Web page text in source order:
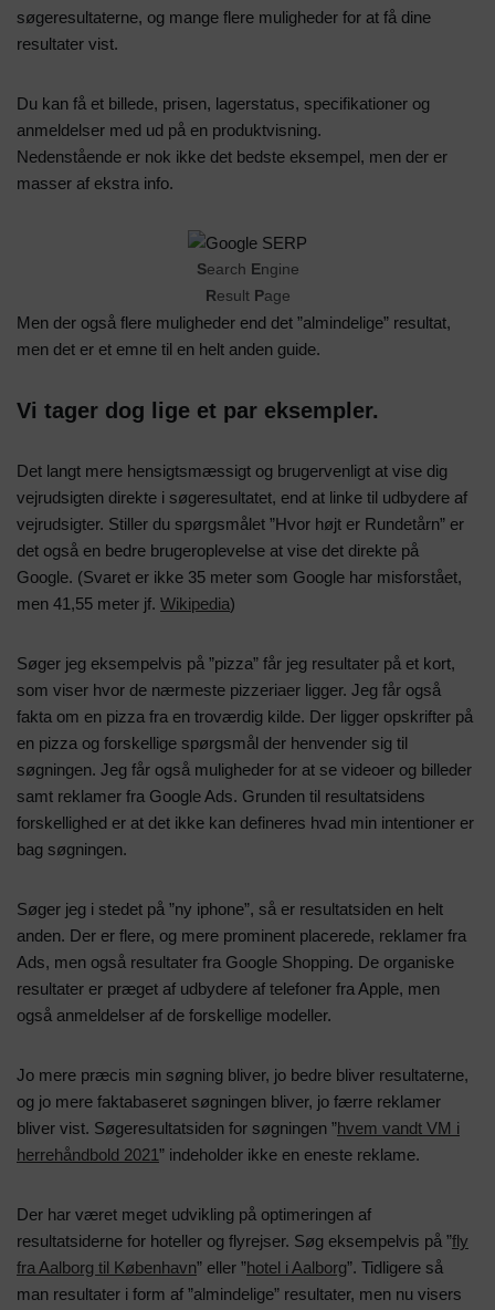
søgeresultaterne, og mange flere muligheder for at få dine
resultater vist.
Du kan få et billede, prisen, lagerstatus, specifikationer og
anmeldelser med ud på en produktvisning.
Nedenstående er nok ikke det bedste eksempel, men der er
masser af ekstra info.
Search Engine
Result Page
Men der også flere muligheder end det ”almindelige” resultat,
men det er et emne til en helt anden guide.
Vi tager dog lige et par eksempler.
Det langt mere hensigtsmæssigt og brugervenligt at vise dig
vejrudsigten direkte i søgeresultatet, end at linke til udbydere af
vejrudsigter. Stiller du spørgsmålet ”Hvor højt er Rundetårn” er
det også en bedre brugeroplevelse at vise det direkte på
Google. (Svaret er ikke 35 meter som Google har misforstået,
men 41,55 meter jf. Wikipedia)
Søger jeg eksempelvis på ”pizza” får jeg resultater på et kort,
som viser hvor de nærmeste pizzeriaer ligger. Jeg får også
fakta om en pizza fra en troværdig kilde. Der ligger opskrifter på
en pizza og forskellige spørgsmål der henvender sig til
søgningen. Jeg får også muligheder for at se videoer og billeder
samt reklamer fra Google Ads. Grunden til resultatsidens
forskellighed er at det ikke kan defineres hvad min intentioner er
bag søgningen.
Søger jeg i stedet på ”ny iphone”, så er resultatsiden en helt
anden. Der er flere, og mere prominent placerede, reklamer fra
Ads, men også resultater fra Google Shopping. De organiske
resultater er præget af udbydere af telefoner fra Apple, men
også anmeldelser af de forskellige modeller.
Jo mere præcis min søgning bliver, jo bedre bliver resultaterne,
og jo mere faktabaseret søgningen bliver, jo færre reklamer
bliver vist. Søgeresultatsiden for søgningen ”hvem vandt VM i
herrehåndbold 2021” indeholder ikke en eneste reklame.
Der har været meget udvikling på optimeringen af
resultatsiderne for hoteller og flyrejser. Søg eksempelvis på ”fly
fra Aalborg til København” eller ”hotel i Aalborg”. Tidligere så
man resultater i form af ”almindelige” resultater, men nu visers